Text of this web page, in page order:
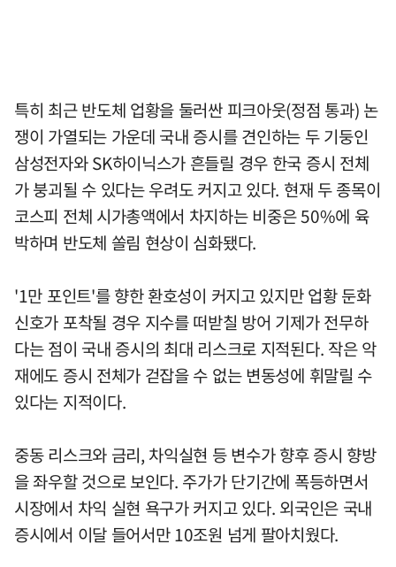
특히 최근 반도체 업황을 둘러싼 피크아웃(정점 통과) 논
쟁이 가열되는 가운데 국내 증시를 견인하는 두 기둥인
삼성전자와 SK하이닉스가 흔들릴 경우 한국 증시 전체
가 붕괴될 수 있다는 우려도 커지고 있다. 현재 두 종목이
코스피 전체 시가총액에서 차지하는 비중은 50%에 육
박하며 반도체 쏠림 현상이 심화됐다.
'1만 포인트'를 향한 환호성이 커지고 있지만 업황 둔화
신호가 포착될 경우 지수를 떠받칠 방어 기제가 전무하
다는 점이 국내 증시의 최대 리스크로 지적된다. 작은 악
재에도 증시 전체가 걷잡을 수 없는 변동성에 휘말릴 수
있다는 지적이다.
중동 리스크와 금리, 차익실현 등 변수가 향후 증시 향방
을 좌우할 것으로 보인다. 주가가 단기간에 폭등하면서
시장에서 차익 실현 욕구가 커지고 있다. 외국인은 국내
증시에서 이달 들어서만 10조원 넘게 팔아치웠다.